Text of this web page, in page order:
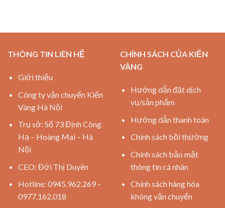
THÔNG TIN LIÊN HỆ
Giới thiệu
Công ty vận chuyển Kiến
Vàng Hà Nội
Trụ sở: Số 73 Định Công
Hạ – Hoàng Mai – Hà
Nội
CEO: Đới Thị Duyên
Hotline: 0945.962.269 –
0977.162.018
CHÍNH SÁCH CỦA KIẾN
VÀNG
Hướng dẫn đặt dịch
vụ/sản phẩm
Hướng dẫn thanh toán
Chính sách bồi thường
Chính sách bảo mật
thông tin cá nhân
Chính sách hàng hóa
không vận chuyển